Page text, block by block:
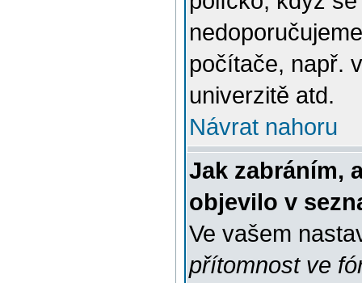
počítače, např.
univerzitě atd.
Návrat nahoru
Jak zabráním,
objevilo v
Ve vašem
přítomnost ve